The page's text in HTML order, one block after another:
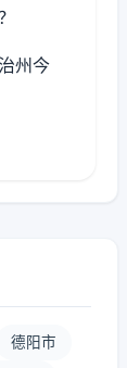
州今
德阳市